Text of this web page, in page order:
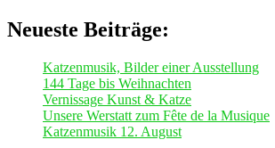
Neueste Beiträge:
Katzenmusik, Bilder einer Ausstellung
144 Tage bis Weihnachten
Vernissage Kunst & Katze
Unsere Werstatt zum Fête de la Musique
Katzenmusik 12. August